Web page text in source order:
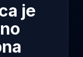
je